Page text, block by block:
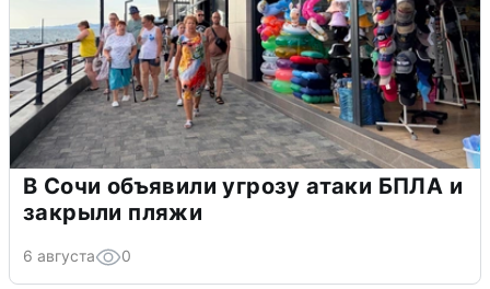
В Сочи объявили угрозу атаки БПЛА и
закрыли пляжи
6 августа 0